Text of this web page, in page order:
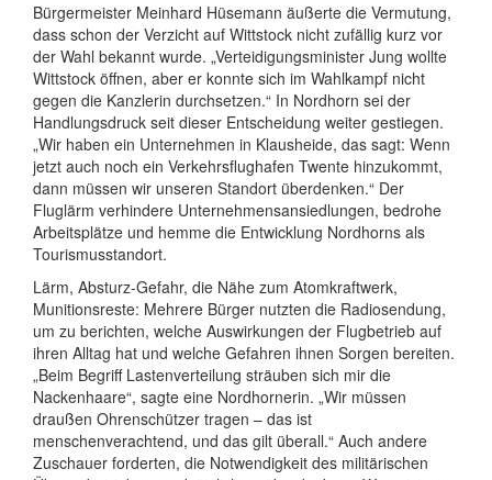
Bürgermeister Meinhard Hüsemann äußerte die Vermutung,
dass schon der Verzicht auf Wittstock nicht zufällig kurz vor
der Wahl bekannt wurde. „Verteidigungsminister Jung wollte
Wittstock öffnen, aber er konnte sich im Wahlkampf nicht
gegen die Kanzlerin durchsetzen.“ In Nordhorn sei der
Handlungsdruck seit dieser Entscheidung weiter gestiegen.
„Wir haben ein Unternehmen in Klausheide, das sagt: Wenn
jetzt auch noch ein Verkehrsflughafen Twente hinzukommt,
dann müssen wir unseren Standort überdenken.“ Der
Fluglärm verhindere Unternehmensansiedlungen, bedrohe
Arbeitsplätze und hemme die Entwicklung Nordhorns als
Tourismusstandort.
Lärm, Absturz-Gefahr, die Nähe zum Atomkraftwerk,
Munitionsreste: Mehrere Bürger nutzten die Radiosendung,
um zu berichten, welche Auswirkungen der Flugbetrieb auf
ihren Alltag hat und welche Gefahren ihnen Sorgen bereiten.
„Beim Begriff Lastenverteilung sträuben sich mir die
Nackenhaare“, sagte eine Nordhornerin. „Wir müssen
draußen Ohrenschützer tragen – das ist
menschenverachtend, und das gilt überall.“ Auch andere
Zuschauer forderten, die Notwendigkeit des militärischen